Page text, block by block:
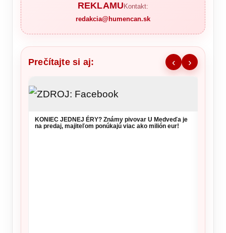
REKLAMU Kontakt:
redakcia@humencan.sk
Prečítajte si aj: ‹ ›
KONIEC JEDNEJ ÉRY? Známy pivovar U Medveďa je
na predaj, majiteľom ponúkajú viac ako milión eur!